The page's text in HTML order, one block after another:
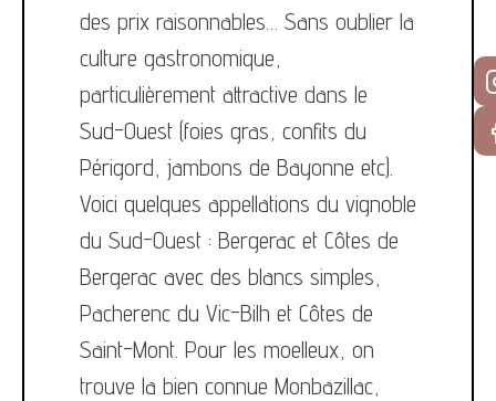
des prix raisonnables… Sans oublier la
culture gastronomique,
particulièrement attractive dans le
Sud-Ouest (foies gras, confits du
Périgord, jambons de Bayonne etc).
Voici quelques appellations du vignoble
du Sud-Ouest : Bergerac et Côtes de
Bergerac avec des blancs simples,
Pacherenc du Vic-Bilh et Côtes de
Saint-Mont. Pour les moelleux, on
trouve la bien connue Monbazillac,